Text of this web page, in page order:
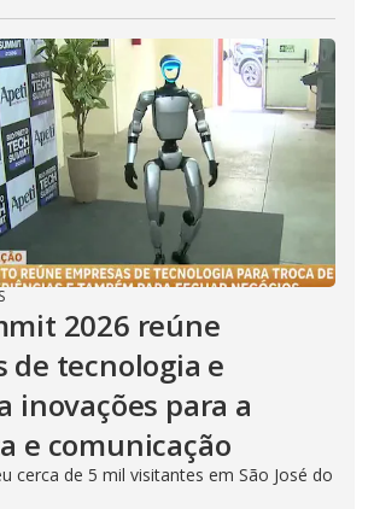
2026 reúne
de tecnologia e
inovações para a
e comunicação
cerca de 5 mil visitantes em São José do